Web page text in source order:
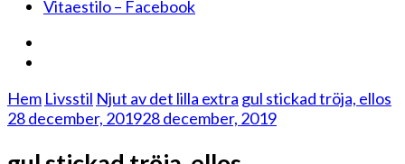
Vitaestilo – Facebook
Hem Livsstil Njut av det lilla extra gul stickad tröja, ellos
28 december, 201928 december, 2019